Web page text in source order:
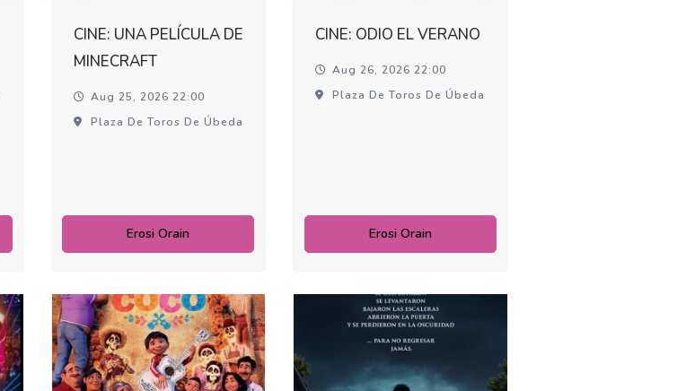
CINE: UNA PELÍCULA DE
MINECRAFT
Aug 25, 2026 22:00
Plaza De Toros De Úbeda
Erosi Orain
CINE: ODIO EL VERANO
Aug 26, 2026 22:00
Plaza De Toros De Úbeda
Erosi Orain